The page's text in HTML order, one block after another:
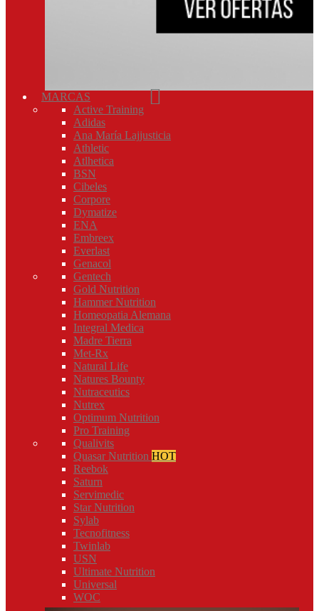
MARCAS
Active Training
Adidas
Ana María Lajjusticia
Athletic
Atlhetica
BSN
Cibeles
Corpore
Dymatize
ENA
Embreex
Everlast
Genacol
Gentech
Gold Nutrition
Hammer Nutrition
Homeopatia Alemana
Integral Medica
Madre Tierra
Met-Rx
Natural Life
Natures Bounty
Nutraceutics
Nutrex
Optimum Nutrition
Pro Training
Qualivits
Quasar Nutrition HOT
Reebok
Saturn
Servimedic
Star Nutrition
Sylab
Tecnofitness
Twinlab
USN
Ultimate Nutrition
Universal
WOC